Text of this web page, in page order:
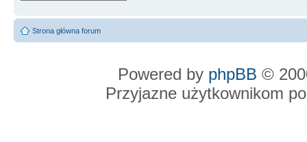
Strona główna forum
Powered by phpBB ©
Przyjazne użytkownikom